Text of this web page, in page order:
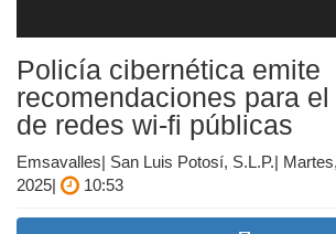
Policía cibernética emite
recomendaciones para
de redes wi-fi públicas
Emsavalles| San Luis Potosí, S.L.P.|
2025|
10:53